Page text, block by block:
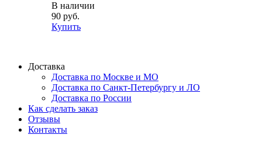
В наличии
90 руб.
Купить
Доставка
Доставка по Москве и МО
Доставка по Санкт-Петербургу и ЛО
Доставка по России
Как сделать заказ
Отзывы
Контакты